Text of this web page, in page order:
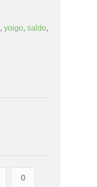
, yoigo, saldo,
0